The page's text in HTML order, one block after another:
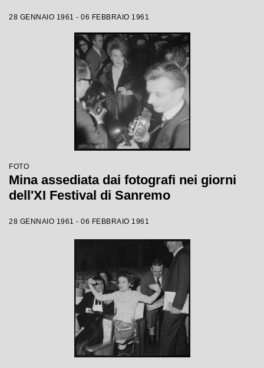
28 GENNAIO 1961 - 06 FEBBRAIO 1961
FOTO
Mina assediata dai fotografi nei giorni
dell'XI Festival di Sanremo
28 GENNAIO 1961 - 06 FEBBRAIO 1961